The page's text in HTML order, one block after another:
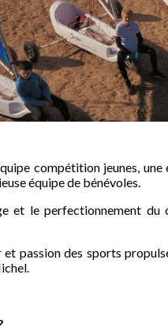
compétition jeunes,
équipe de bénévoles.
et le perfectionnement
passion des sports